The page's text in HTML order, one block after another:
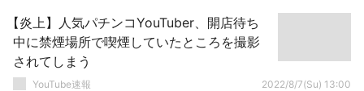
【炎上】人気パチンコYouTuber、開店待ち
中に禁煙場所で喫煙していたところを撮影
されてしまう
YouTube速報 2022/8/7(Su) 13:00